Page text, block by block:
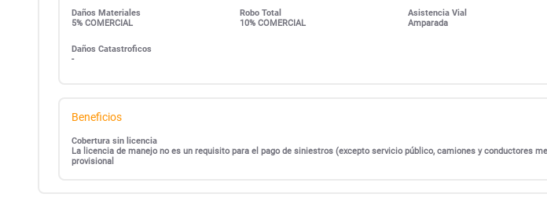
Daños Materiales
5% COMERCIAL
Robo Total
10% COMERCIAL
Asistencia Vial
Amparada
Daños Catastroficos
-
Beneficios
Cobertura sin licencia
La licencia de manejo no es un requisito para el pago de siniestros (excepto servicio público, camiones y conductores
provisional